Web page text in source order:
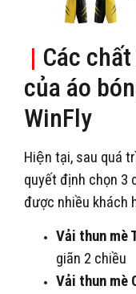
| Các
của áo
WinFly
Hiện tại, sau quá
quyết định chọn 3
được nhiều khách
Vải thun mè
giãn 2 chiều
Vải thun mè